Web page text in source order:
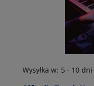
Wysyłka w: 5 - 10 dni